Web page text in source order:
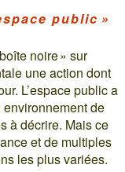
public »
noire » sur
une action dont
L’espace public a
de
à décrire. Mais ce
et de multiples
les plus variées.